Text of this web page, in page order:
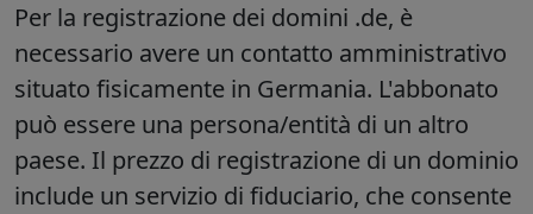
Per la registrazione dei domini .de, è
necessario avere un contatto amministrativo
situato fisicamente in Germania. L'abbonato
può essere una persona/entità di un altro
paese. Il prezzo di registrazione di un dominio
include un servizio di fiduciario, che consente